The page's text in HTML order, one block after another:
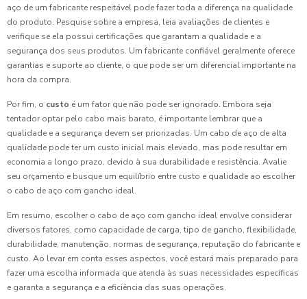
aço de um fabricante respeitável pode fazer toda a diferença na qualidade
do produto. Pesquise sobre a empresa, leia avaliações de clientes e
verifique se ela possui certificações que garantam a qualidade e a
segurança dos seus produtos. Um fabricante confiável geralmente oferece
garantias e suporte ao cliente, o que pode ser um diferencial importante na
hora da compra.
Por fim, o custo é um fator que não pode ser ignorado. Embora seja
tentador optar pelo cabo mais barato, é importante lembrar que a
qualidade e a segurança devem ser priorizadas. Um cabo de aço de alta
qualidade pode ter um custo inicial mais elevado, mas pode resultar em
economia a longo prazo, devido à sua durabilidade e resistência. Avalie
seu orçamento e busque um equilíbrio entre custo e qualidade ao escolher
o cabo de aço com gancho ideal.
Em resumo, escolher o cabo de aço com gancho ideal envolve considerar
diversos fatores, como capacidade de carga, tipo de gancho, flexibilidade,
durabilidade, manutenção, normas de segurança, reputação do fabricante e
custo. Ao levar em conta esses aspectos, você estará mais preparado para
fazer uma escolha informada que atenda às suas necessidades específicas
e garanta a segurança e a eficiência das suas operações.